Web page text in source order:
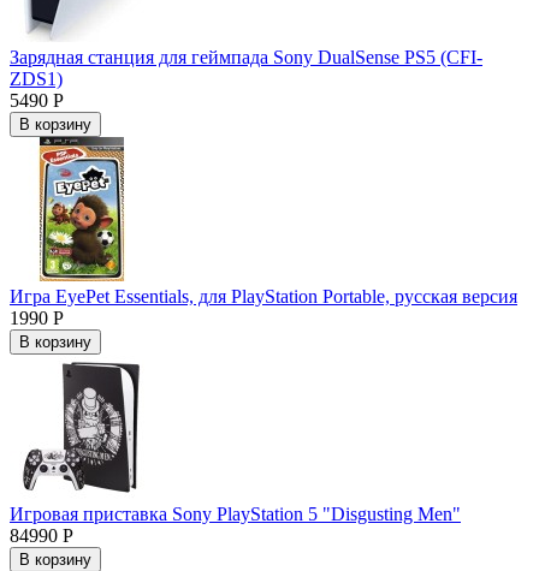
Зарядная станция для геймпада Sony DualSense PS5 (CFI-
ZDS1)
5490 Р
В корзину
Игра EyePet Essentials, для PlayStation Portable, русская версия
1990 Р
В корзину
Игровая приставка Sony PlayStation 5 "Disgusting Men"
84990 Р
В корзину